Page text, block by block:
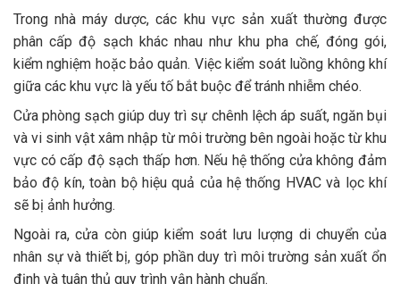
Trong nhà máy dược, các khu vực sản xuất thường được
phân cấp độ sạch khác nhau như khu pha chế, đóng gói,
kiểm nghiệm hoặc bảo quản. Việc kiểm soát luồng không khí
giữa các khu vực là yếu tố bắt buộc để tránh nhiễm chéo.
Cửa phòng sạch giúp duy trì sự chênh lệch áp suất, ngăn bụi
và vi sinh vật xâm nhập từ môi trường bên ngoài hoặc từ khu
vực có cấp độ sạch thấp hơn. Nếu hệ thống cửa không đảm
bảo độ kín, toàn bộ hiệu quả của hệ thống HVAC và lọc khí
sẽ bị ảnh hưởng.
Ngoài ra, cửa còn giúp kiểm soát lưu lượng di chuyển của
nhân sự và thiết bị, góp phần duy trì môi trường sản xuất ổn
định và tuân thủ quy trình vận hành chuẩn.